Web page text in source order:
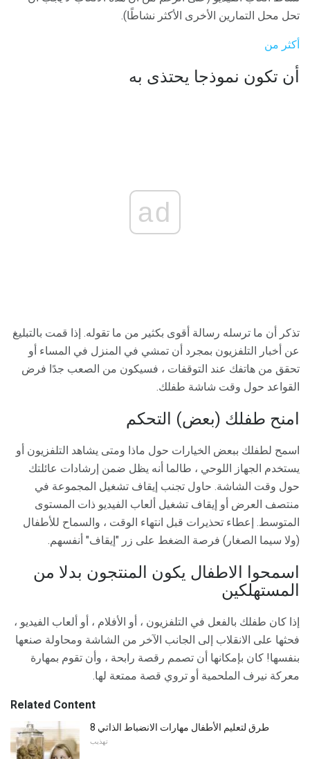
تحل محل التمارين الأخرى الأكثر نشاطًا).
أكثر من
أن تكون نموذجا يحتذى به
ad
تذكر أن ما ترسله رسالة أقوى بكثير من ما تقوله. إذا قمت بالتبليغ
عن أخبار التلفزيون بمجرد أن تمشي في المنزل في المساء أو
تحقق من هاتفك عند التوقفات ، فسيكون من الصعب جدًا فرض
القواعد حول وقت شاشة طفلك.
امنح طفلك (بعض) التحكم
اسمح لطفلك ببعض الخيارات حول ماذا ومتى يشاهد التلفزيون أو
يستخدم الجهاز اللوحي ، طالما أنه يظل ضمن إرشادات عائلتك
حول وقت الشاشة. حاول تجنب إيقاف تشغيل المجموعة في
منتصف العرض أو إيقاف تشغيل ألعاب الفيديو ذات المستوى
المتوسط. إعطاء تحذيرات قبل انتهاء الوقت ، والسماح للأطفال
(ولا سيما الصغار) فرصة الضغط على زر "إيقاف" أنفسهم.
اسمحوا الاطفال يكون المنتجون بدلا من
المستهلكين
إذا كان طفلك بالفعل في التلفزيون ، أو الأفلام ، أو ألعاب الفيديو ،
فحثها على الانقلاب إلى الجانب الآخر من الشاشة ومحاولة صنعها
بنفسها! كان بإمكانها أن تصمم رقصة رابحة ، وأن تقوم بمهارة
معركة نيرف الملحمية أو تروي قصة ممتعة لها.
Related Content
8 طرق لتعليم الأطفال مهارات الانضباط الذاتي
تهذيب